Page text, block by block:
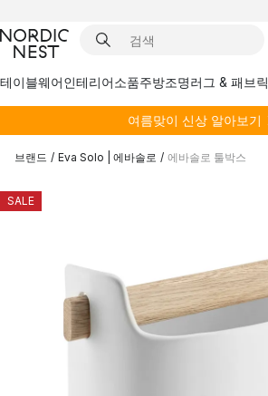
테이블웨어인테리어소품주방조명러그 & 패브릭
여름맞이 신상 알아보기
브랜드 / Eva Solo | 에바솔로 / 에바솔로 툴박스
SALE